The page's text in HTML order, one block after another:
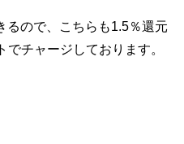
るので、こちらも1.5％還元
チャージしております。